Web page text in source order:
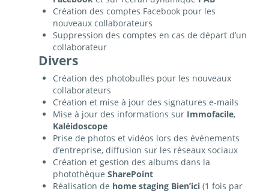
Création des comptes Facebook pour les
nouveaux collaborateurs
Suppression des comptes en cas de départ d’un
collaborateur
Divers
Création des photobulles pour les nouveaux
collaborateurs
Création et mise à jour des signatures e-mails
Mise à jour des informations sur Immofacile,
Kaléidoscope
Prise de photos et vidéos lors des événements
d’entreprise, diffusion sur les réseaux sociaux
Création et gestion des albums dans la
photothèque SharePoint
Réalisation de home staging Bien’ici(1 fois par